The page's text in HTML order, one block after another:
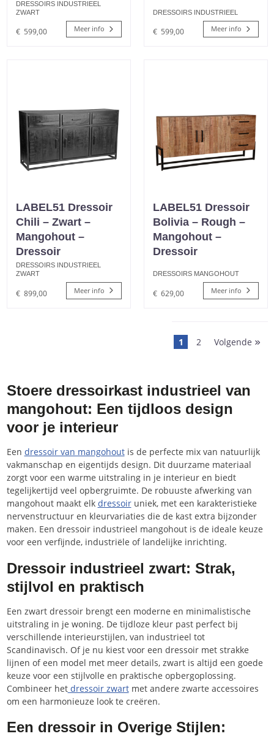
DRESSOIRS INDUSTRIEEL
ZWART
€ 599,00 Meer info
DRESSOIRS INDUSTRIEEL
€ 599,00 Meer info
LABEL51 Dressoir
Chili – Zwart –
Mangohout –
Dressoir
DRESSOIRS INDUSTRIEEL
ZWART
€ 899,00 Meer info
LABEL51 Dressoir
Bolivia – Rough –
Mangohout –
Dressoir
DRESSOIRS MANGOHOUT
€ 629,00 Meer info
1 2 Volgende
Stoere dressoirkast industrieel van
mangohout: Een tijdloos design
voor je interieur
Een dressoir van mangohoutis de perfecte mix van natuurlijk
vakmanschap en eigentijds design. Dit duurzame materiaal
zorgt voor een warme uitstraling in je interieur en biedt
tegelijkertijd veel opbergruimte. De robuuste afwerking van
mangohout maakt elk dressoiruniek, met een karakteristieke
nervenstructuur en kleurvariaties die de kast extra bijzonder
maken. Een dressoir industrieel mangohout is de ideale keuze
voor een verfijnde, industriële of landelijke inrichting.
Dressoir industrieel zwart: Strak,
stijlvol en praktisch
Een zwart dressoir brengt een moderne en minimalistische
uitstraling in je woning. De tijdloze kleur past perfect bij
verschillende interieurstijlen, van industrieel tot
Scandinavisch. Of je nu kiest voor een dressoir met strakke
lijnen of een model met meer details, zwart is altijd een goede
keuze voor een stijlvolle en praktische opbergoplossing.
Combineer hetdressoir zwartmet andere zwarte accessoires
om een harmonieuze look te creëren.
Een dressoir in Overige Stijlen: